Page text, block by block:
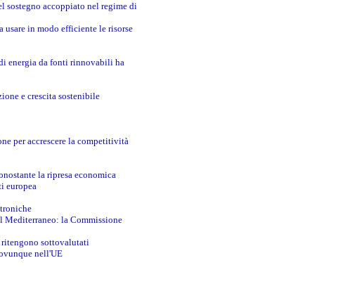
sostegno accoppiato nel regime di
usare in modo efficiente le risorse
energia da fonti rinnovabili ha
e crescita sostenibile
per accrescere la competitività
la ripresa economica
europea
Mediterraneo: la Commissione
ritengono sottovalutati
nell'UE